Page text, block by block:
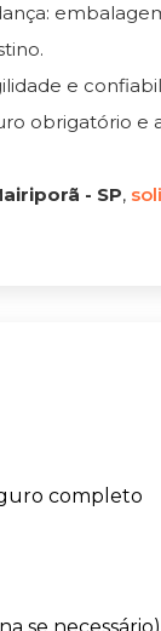
e
obrigatório
- SP,
completo